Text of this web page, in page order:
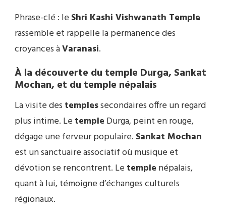
Phrase-clé : le Shri Kashi Vishwanath Temple
rassemble et rappelle la permanence des
croyances àVaranasi.
À la découverte du temple Durga, Sankat
Mochan, et du temple népalais
La visite des templessecondaires offre un regard
plus intime. Le temple Durga, peint en rouge,
dégage une ferveur populaire. Sankat Mochan
est un sanctuaire associatif où musique et
dévotion se rencontrent. Le temple népalais,
quant à lui, témoigne d’échanges culturels
régionaux.